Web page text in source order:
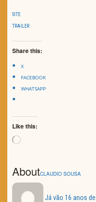
SITE
TRAILER
Share this:
X
FACEBOOK
WHATSAPP
Like this:
Loading…
AboutCLAUDIO SOUSA
Já vão 16 anos